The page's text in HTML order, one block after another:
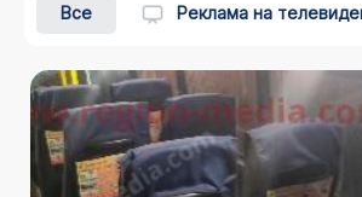
Все Реклама на